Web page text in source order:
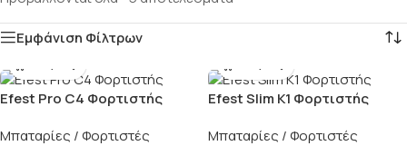
Εμφάνιση Φίλτρων
Efest Pro C4 Φορτιστής
Μπαταρίες / Φορτιστές
Efest Slim K1 Φορτιστής
Μπαταρίες / Φορτιστές